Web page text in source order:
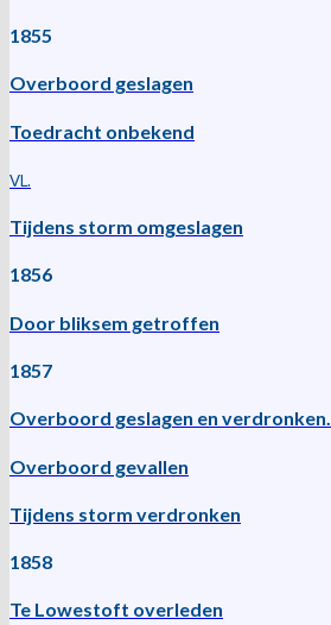
1855
Overboord geslagen
Toedracht onbekend
VL.
Tijdens storm omgeslagen
1856
Door bliksem getroffen
1857
Overboord geslagen en verdronken.
Overboord gevallen
Tijdens storm verdronken
1858
Te Lowestoft overleden